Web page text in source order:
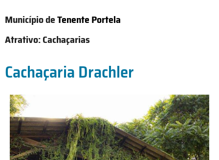
Município deTenente Portela
Atrativo:Cachaçarias
Cachaçaria Drachler